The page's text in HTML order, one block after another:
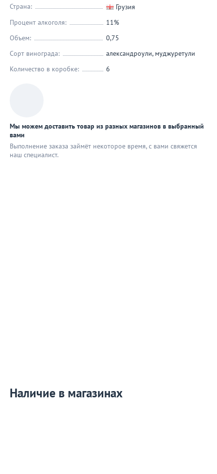
Страна:
Грузия
Процент алкоголя:
11%
Объем:
0,75
Сорт винограда:
александроули, муджуретули
Количество в коробке:
6
Мы можем доставить товар из разных магазинов в выбранный
вами
Выполнение заказа займёт некоторое время, с вами свяжется
наш специaлист.
Наличие в магазинах